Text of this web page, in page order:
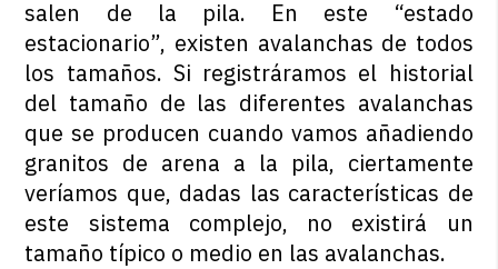
salen de la pila. En este “estado
estacionario”, existen avalanchas de todos
los tamaños. Si registráramos el historial
del tamaño de las diferentes avalanchas
que se producen cuando vamos añadiendo
granitos de arena a la pila, ciertamente
veríamos que, dadas las características de
este sistema complejo, no existirá un
tamaño típico o medio en las avalanchas.